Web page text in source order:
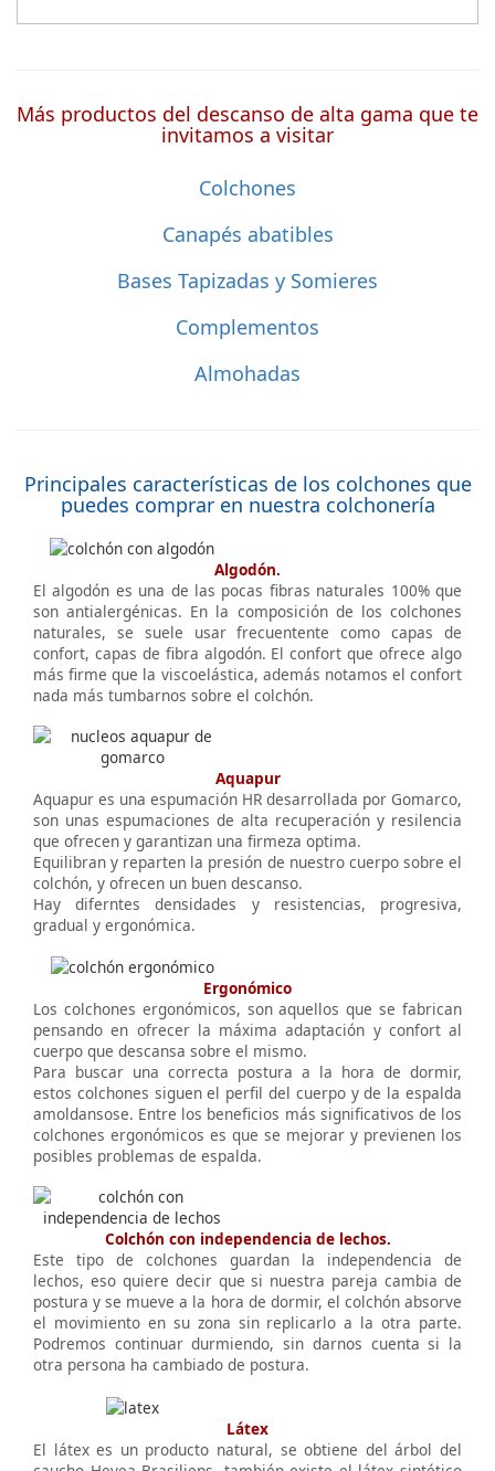
Más productos del descanso de alta gama que te
invitamos a visitar
Colchones
Canapés abatibles
Bases Tapizadas y Somieres
Complementos
Almohadas
Principales características de los colchones que
puedes comprar en nuestra colchonería
Algodón.
El algodón es una de las pocas fibras naturales 100% que
son antialergénicas. En la composición de los colchones
naturales, se suele usar frecuentente como capas de
confort, capas de fibra algodón. El confort que ofrece algo
más firme que la viscoelástica, además notamos el confort
nada más tumbarnos sobre el colchón.
Aquapur
Aquapur es una espumación HR desarrollada por Gomarco,
son unas espumaciones de alta recuperación y resilencia
que ofrecen y garantizan una firmeza optima.
Equilibran y reparten la presión de nuestro cuerpo sobre el
colchón, y ofrecen un buen descanso.
Hay diferntes densidades y resistencias, progresiva,
gradual y ergonómica.
Ergonómico
Los colchones ergonómicos, son aquellos que se fabrican
pensando en ofrecer la máxima adaptación y confort al
cuerpo que descansa sobre el mismo.
Para buscar una correcta postura a la hora de dormir,
estos colchones siguen el perfil del cuerpo y de la espalda
amoldansose. Entre los beneficios más significativos de los
colchones ergonómicos es que se mejorar y previenen los
posibles problemas de espalda.
Colchón con independencia de lechos.
Este tipo de colchones guardan la independencia de
lechos, eso quiere decir que si nuestra pareja cambia de
postura y se mueve a la hora de dormir, el colchón absorve
el movimiento en su zona sin replicarlo a la otra parte.
Podremos continuar durmiendo, sin darnos cuenta si la
otra persona ha cambiado de postura.
Látex
El látex es un producto natural, se obtiene del árbol del